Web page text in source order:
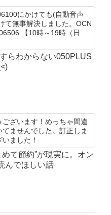
にかけても(自動音声
て無事解決しました。OCN
【10時～19時（日
らわからない050PLUS
ざいます！めっちゃ間違
ませんでした。訂正しま
ました！
て節約”が現実に。オン
んでほしい話